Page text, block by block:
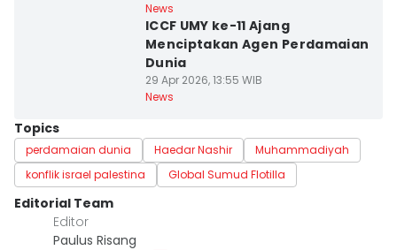
News
ICCF UMY ke-11 Ajang
Menciptakan Agen Perdamaian
Dunia
29 Apr 2026, 13:55 WIB
News
Topics
perdamaian dunia Haedar Nashir
Muhammadiyah
konflik israel palestina
Global Sumud Flotilla
Editorial Team
Editor
Paulus Risang